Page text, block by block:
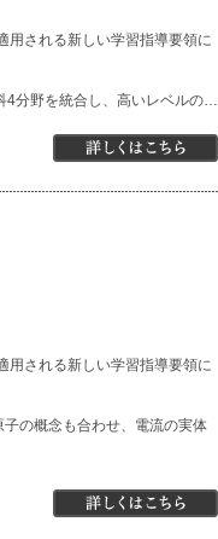
用される新しい学習指導要領に
4分野を統合し、高いレベルの…
用される新しい学習指導要領に
子の概念も合わせ、電流の実体